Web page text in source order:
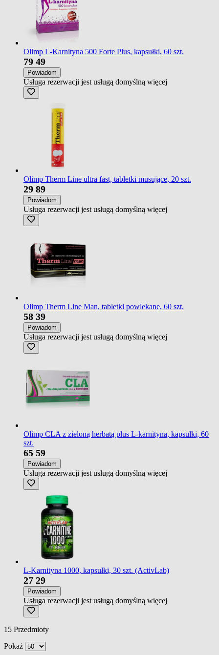
Olimp L-Karnityna 500 Forte Plus, kapsułki, 60 szt.
79 49
Powiadom
Usługa rezerwacji jest usługą domyślną więcej
Olimp Therm Line ultra fast, tabletki musujące, 20 szt.
29 89
Powiadom
Usługa rezerwacji jest usługą domyślną więcej
Olimp Therm Line Man, tabletki powlekane, 60 szt.
58 39
Powiadom
Usługa rezerwacji jest usługą domyślną więcej
Olimp CLA z zieloną herbatą plus L-karnityna, kapsułki, 60
szt.
65 59
Powiadom
Usługa rezerwacji jest usługą domyślną więcej
L-Karnityna 1000, kapsułki, 30 szt. (ActivLab)
27 29
Powiadom
Usługa rezerwacji jest usługą domyślną więcej
15 Przedmioty
Pokaż